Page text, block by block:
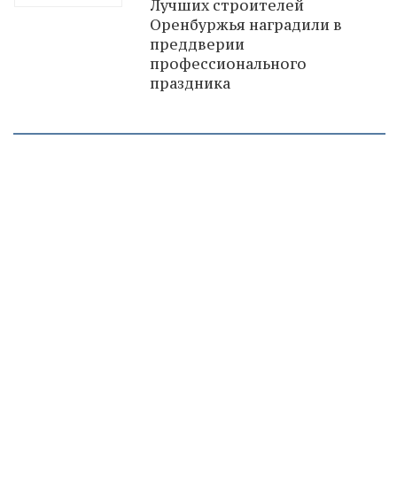
Лучших строителей
Оренбуржья наградили в
преддверии
профессионального
праздника